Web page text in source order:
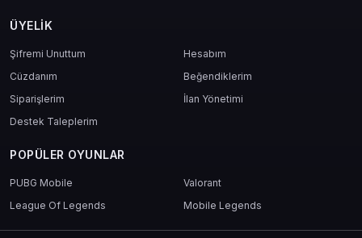
ÜYELIK
Şifremi Unuttum
Hesabım
Cüzdanım
Beğendiklerim
Siparişlerim
İlan Yönetimi
Destek Taleplerim
POPÜLER OYUNLAR
PUBG Mobile
Valorant
League Of Legends
Mobile Legends